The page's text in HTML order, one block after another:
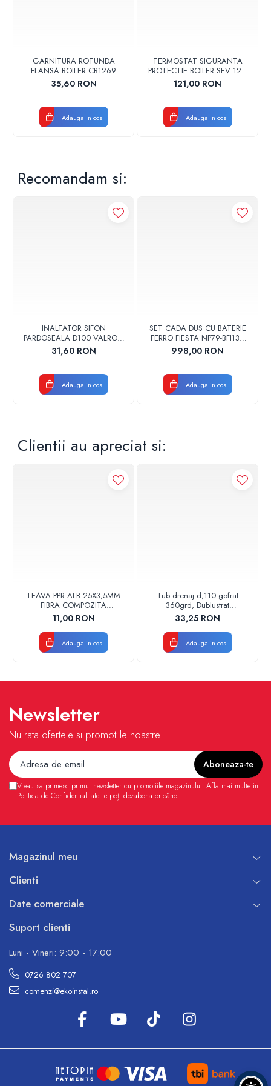
GARNITURA ROTUNDA
FLANSA BOILER CB1269
102356 ORIGINAL TESY
35,60 RON
Adauga in cos
TERMOSTAT SIGURANTA
PROTECTIE BOILER SEV 125-
150 ISEA 46301060
ORIGINAL FERROLI
121,00 RON
Adauga in cos
Recomandam si:
INALTATOR SIFON
PARDOSEALA D100 VALROM
17001900004
31,60 RON
Adauga in cos
SET CADA DUS CU BATERIE
FERRO FIESTA NP79-BFI13U
CROM
998,00 RON
Adauga in cos
Clientii au apreciat si:
TEAVA PPR ALB 25X3,5MM
FIBRA COMPOZITA
10033025004
VALDUOTHERM VALROM
11,00 RON
Adauga in cos
Tub drenaj d,110 gofrat
360grd, Dublustrat
verde/negru 110152 Drainkit
33,25 RON
Adauga in cos
Newsletter
Nu rata ofertele si promotiile noastre
Vreau sa primesc primul newsletter cu promotiile magazinului. Afla mai multe in
Politica de Confidentialitate Te poți dezabona oricând.
Magazinul meu
Clienti
Date comerciale
Suport clienti
Luni - Vineri: 9:00 - 17:00
0726 802 707
comenzi@ekoinstal.ro